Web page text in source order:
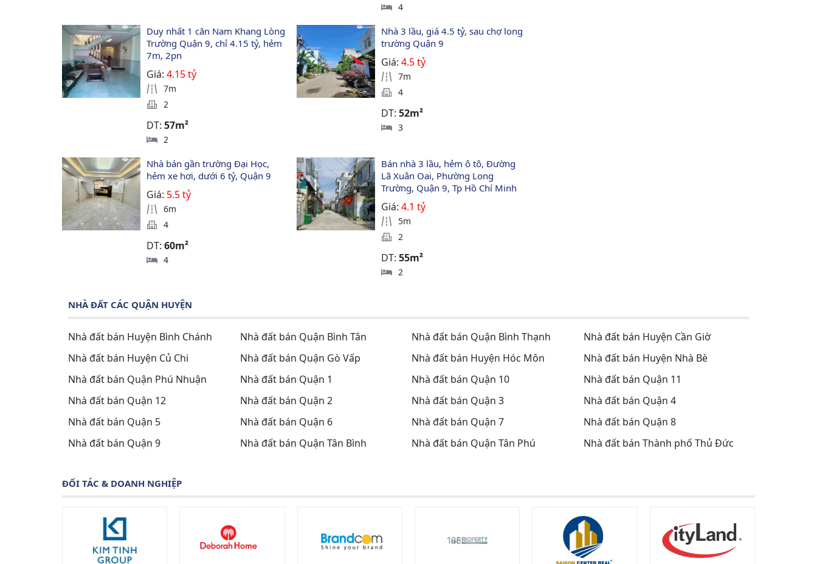
4
Duy nhất 1 căn Nam Khang Lòng
Trường Quận 9, chỉ 4.15 tỷ, hẻm
7m, 2pn
Giá:4.15 tỷ
7m
2
DT:57m²
2
Nhà 3 lầu, giá 4.5 tỷ, sau chợ long
trường Quận 9
Giá: 4.5 tỷ
7m
4
DT: 52m²
3
Nhà bán gần trường Đại Học,
hẻm xe hơi, dưới 6 tỷ, Quận 9
Giá: 5.5 tỷ
6m
4
DT:60m²
4
Bán nhà 3 lầu, hẻm ô tô, Đường
Lã Xuân Oai, Phường Long
Trường, Quận 9, Tp Hồ Chí Minh
Giá: 4.1 tỷ
5m
2
DT: 55m²
2
NHÀ ĐẤT CÁC QUẬN HUYỆN
Nhà đất bán Huyện Bình Chánh Nhà đất bán Quận Bình Tân Nhà đất bán Quận Bình Thạnh
Nhà đất bán Huyện Cần Giờ
Nhà đất bán Huyện Củ Chi
Nhà đất bán Quận Gò Vấp Nhà đất bán Huyện Hóc Môn
Nhà đất bán Huyện Nhà Bè
Nhà đất bán Quận Phú Nhuận
Nhà đất bán Quận 1 Nhà đất bán Quận 10
Nhà đất bán Quận 11
Nhà đất bán Quận 12
Nhà đất bán Quận 2 Nhà đất bán Quận 3
Nhà đất bán Quận 4
Nhà đất bán Quận 5
Nhà đất bán Quận 6 Nhà đất bán Quận 7
Nhà đất bán Quận 8
Nhà đất bán Quận 9
Nhà đất bán Quận Tân Bình Nhà đất bán Quận Tân Phú Nhà đất bán Thành phố Thủ Đức
ĐỐI TÁC & DOANH NGHIỆP